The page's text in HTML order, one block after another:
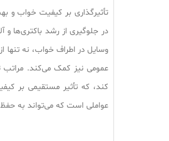
تأثیرگذاری بر کیفیت خواب و
در جلوگیری از رشد باکتری‌ها و
وسایل در اطراف خواب، نه تنها
عمومی نیز کمک می‌کند. مراتب
کند، که تأثیر مستقیمی بر
عواملی است که می‌تواند به